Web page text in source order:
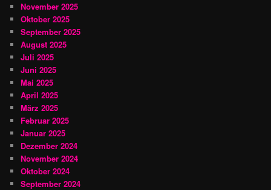
November 2025
Oktober 2025
September 2025
August 2025
Juli 2025
Juni 2025
Mai 2025
April 2025
März 2025
Februar 2025
Januar 2025
Dezember 2024
November 2024
Oktober 2024
September 2024